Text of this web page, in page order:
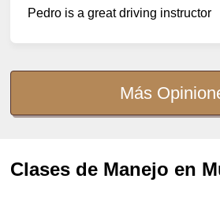
Pedro is a great driving instructor
Más
Clases de Manejo en